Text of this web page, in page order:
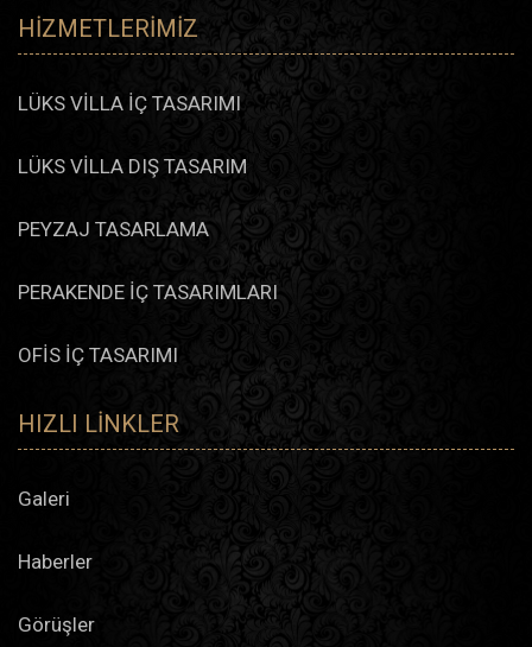
HIZMETLERIMIZ
LÜKS VİLLA İÇ TASARIMI
LÜKS VİLLA DIŞ TASARIM
PEYZAJ TASARLAMA
PERAKENDE İÇ TASARIMLARI
OFİS İÇ TASARIMI
HIZLI LINKLER
Galeri
Haberler
Görüşler